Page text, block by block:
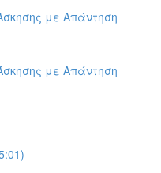
με Απάντηση
με Απάντηση